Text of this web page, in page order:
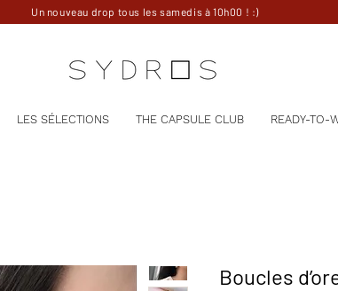
Un nouveau drop tous les samedis à 10h00 ! :)
LES SÉLECTIONS THE CAPSULE CLUB READY-TO-
Boucles